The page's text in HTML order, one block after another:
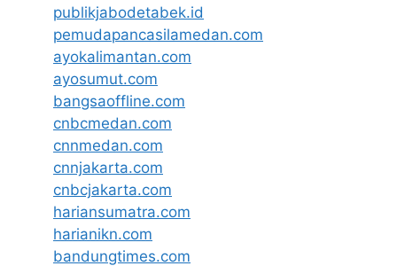
publikjabodetabek.id
pemudapancasilamedan.com
ayokalimantan.com
ayosumut.com
bangsaoffline.com
cnbcmedan.com
cnnmedan.com
cnnjakarta.com
cnbcjakarta.com
hariansumatra.com
harianikn.com
bandungtimes.com